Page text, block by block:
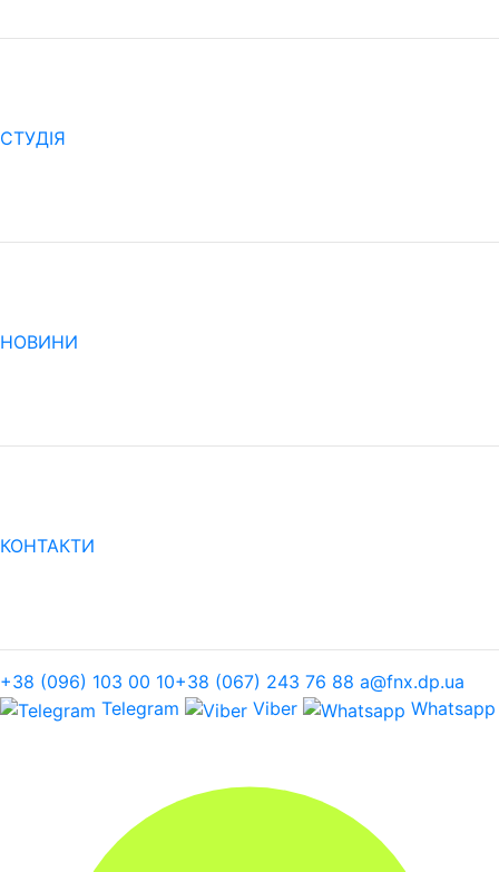
CТУДІЯ
НОВИНИ
КОНТАКТИ
+38 (096) 103 00 10+38 (067) 243 76 88 a@fnx.dp.ua
Telegram
Viber Whatsapp